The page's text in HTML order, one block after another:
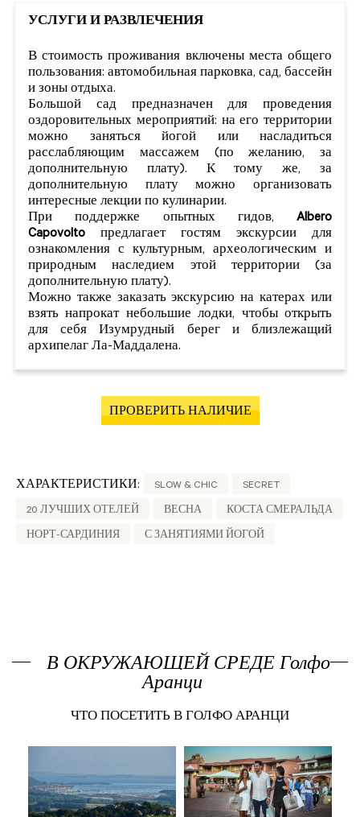
УСЛУГИ И РАЗВЛЕЧЕНИЯ
В стоимость проживания включены места общего
пользования: автомобильная парковка, сад, бассейн
и зоны отдыха.
Большой сад предназначен для проведения
оздоровительных мероприятий: на его территории
можно заняться йогой или насладиться
расслабляющим массажем (по желанию, за
дополнительную плату). К тому же, за
дополнительную плату можно организовать
интересные лекции по кулинарии.
При поддержке опытных гидов, Albero
Capovolto предлагает гостям экскурсии для
ознакомления с культурным, археологическим и
природным наследием этой территории (за
дополнительную плату).
Можно также заказать экскурсию на катерах или
взять напрокат небольшие лодки, чтобы открыть
для себя Изумрудный берег и близлежащий
архипелаг Ла-Маддалена.
ПРОВЕРИТЬ НАЛИЧИЕ
ХАРАКТЕРИСТИКИ: SLOW & CHIC SECRET
20 ЛУЧШИХ ОТЕЛЕЙ ВЕСНА КОСТА СМЕРАЛЬДА
НОРТ-САРДИНИЯ С ЗАНЯТИЯМИ ЙОГОЙ
В ОКРУЖАЮЩЕЙ СРЕДЕ Голфо
Аранци
ЧТО ПОСЕТИТЬ В ГОЛФО АРАНЦИ